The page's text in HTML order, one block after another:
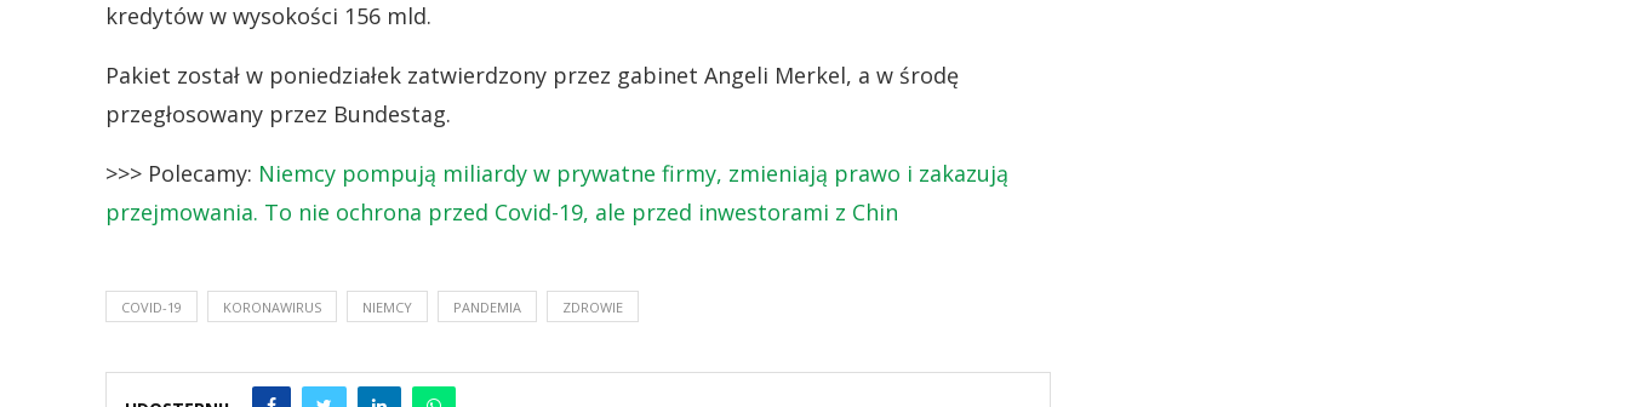
kredytów w wysokości 156 mld.
Pakiet został w poniedziałek zatwierdzony przez gabinet Angeli Merkel, a w środę
przegłosowany przez Bundestag.
>>> Polecamy: Niemcy pompują miliardy w prywatne firmy, zmieniają prawo i zakazują
przejmowania. To nie ochrona przed Covid-19, ale przed inwestorami z Chin
COVID-19 KORONAWIRUS NIEMCY PANDEMIA ZDROWIE